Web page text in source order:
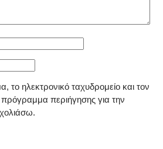
το ηλεκτρονικό ταχυδρομείο και τον
περιήγησης για την